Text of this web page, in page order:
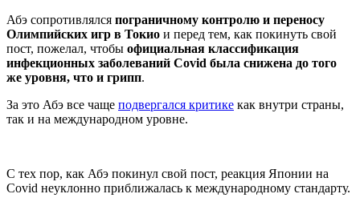
Абэ сопротивлялся пограничному контролю и переносу
Олимпийских игр в Токио и перед тем, как покинуть свой
пост, пожелал, чтобы официальная классификация
инфекционных заболеваний Covid была снижена до того
же уровня, что и грипп.
За это Абэ все чаще подвергался критике как внутри страны,
так и на международном уровне.
С тех пор, как Абэ покинул свой пост, реакция Японии на
Covid неуклонно приближалась к международному стандарту.